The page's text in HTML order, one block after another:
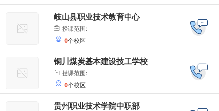
岐山县职业技术教育中心
授课范围:
0个校区
铜川煤炭基本建设技工学校
授课范围:
0个校区
贵州职业技术学院中职部